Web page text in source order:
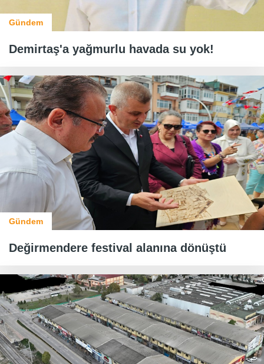
Gündem
Demirtaş'a yağmurlu havada su yok!
Gündem
Değirmendere festival alanına dönüştü